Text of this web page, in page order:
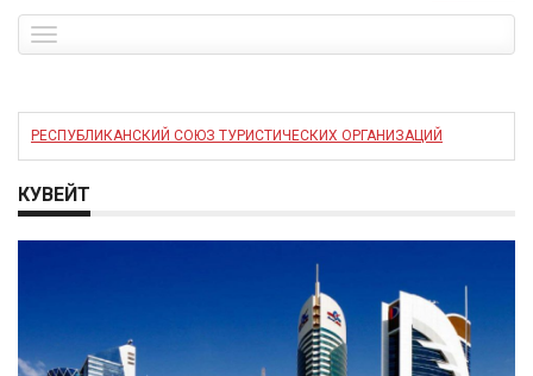
navigation
РЕСПУБЛИКАНСКИЙ СОЮЗ ТУРИСТИЧЕСКИХ ОРГАНИЗАЦИЙ
КУВЕЙТ